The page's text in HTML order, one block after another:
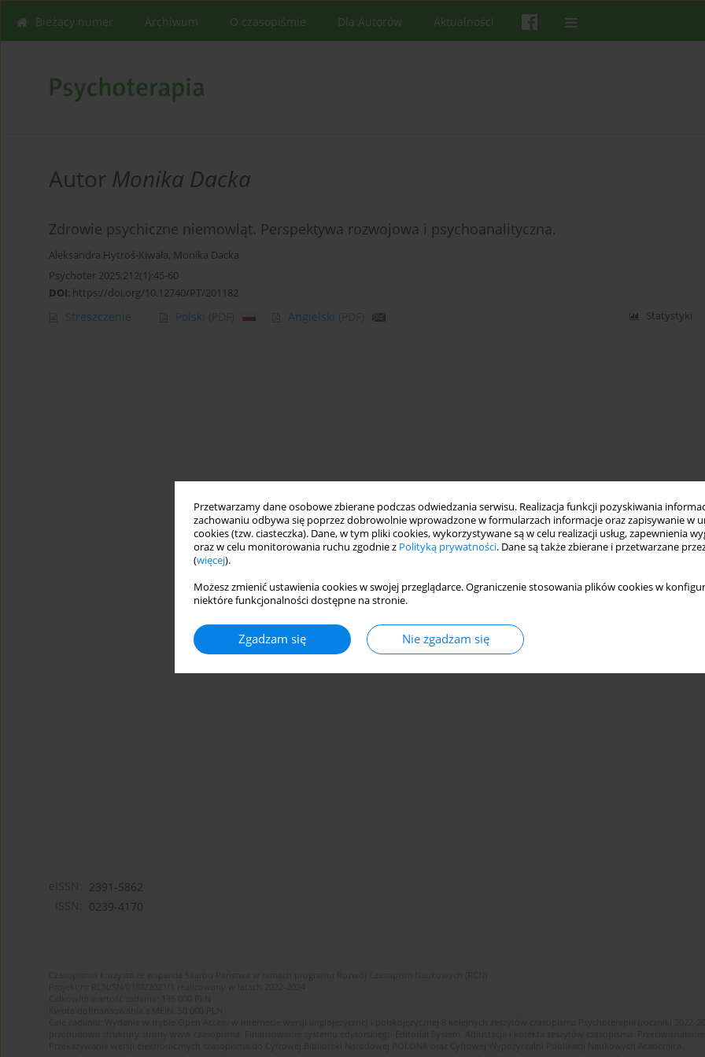
Przetwarzamy dane osobowe zbierane podczas odwiedzania serwisu. Realizacja funkcji pozyskiwania
zachowaniu odbywa się poprzez dobrowolnie wprowadzone w formularzach informacje oraz zapisywanie w
cookies (tzw. ciasteczka). Dane, w tym pliki cookies, wykorzystywane są w celu realizacji usług, zapewnienia
oraz w celu monitorowania ruchu zgodnie z Polityką prywatności. Dane są także zbierane i przetwarzane
(więcej).
Możesz zmienić ustawienia cookies w swojej przeglądarce. Ograniczenie stosowania plików cookies w
niektóre funkcjonalności dostępne na stronie.
Zgadzam się Nie zgadzam się
Bieżący numer Archiwum O czasopiśmie Dla Autorów Aktualności
Autor Monika Dacka
Zdrowie psychiczne niemowląt. Perspektywa rozwojowa i psychoanalityczna.
Aleksandra Hytroś-Kiwała, Monika Dacka
Psychoter 2025;212(1):45-60
DOI: https://doi.org/10.12740/PT/201182
Streszczenie Polski (PDF) Angielski (PDF) Statystyki
2391-5862
0239-4170